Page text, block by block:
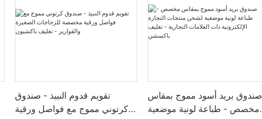
تقويم قدوم النبيذ - صندوق
كرتوني مموج مع فواصل ورقية
صندوق بريد أسود مموج بمقاس
مخصص - طباعة لونية موضعية